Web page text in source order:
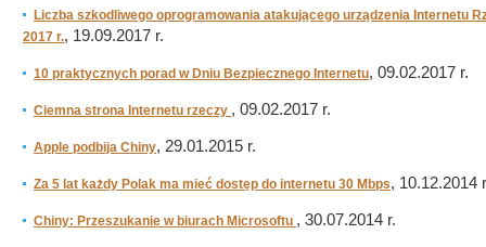
Liczba szkodliwego oprogramowania atakującego urządzenia Internetu
2017 r., 19.09.2017 r.
10 praktycznych porad w Dniu Bezpiecznego Internetu, 09.02.2017 r.
Ciemna strona Internetu rzeczy , 09.02.2017 r.
Apple podbija Chiny, 29.01.2015 r.
Za 5 lat każdy Polak ma mieć dostęp do internetu 30 Mbps, 10.12.2014
Chiny: Przeszukanie w biurach Microsoftu , 30.07.2014 r.